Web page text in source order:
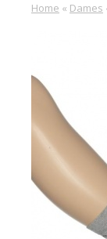
Home « Dames